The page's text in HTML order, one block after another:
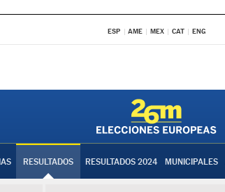
ESP AME MEX CAT ENG
RESULTADOS RESULTADOS 2024 MUNICIPALES